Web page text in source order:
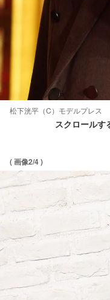
松下洸平（C）モデルプレス
スクロールす
( 画像2/4 )